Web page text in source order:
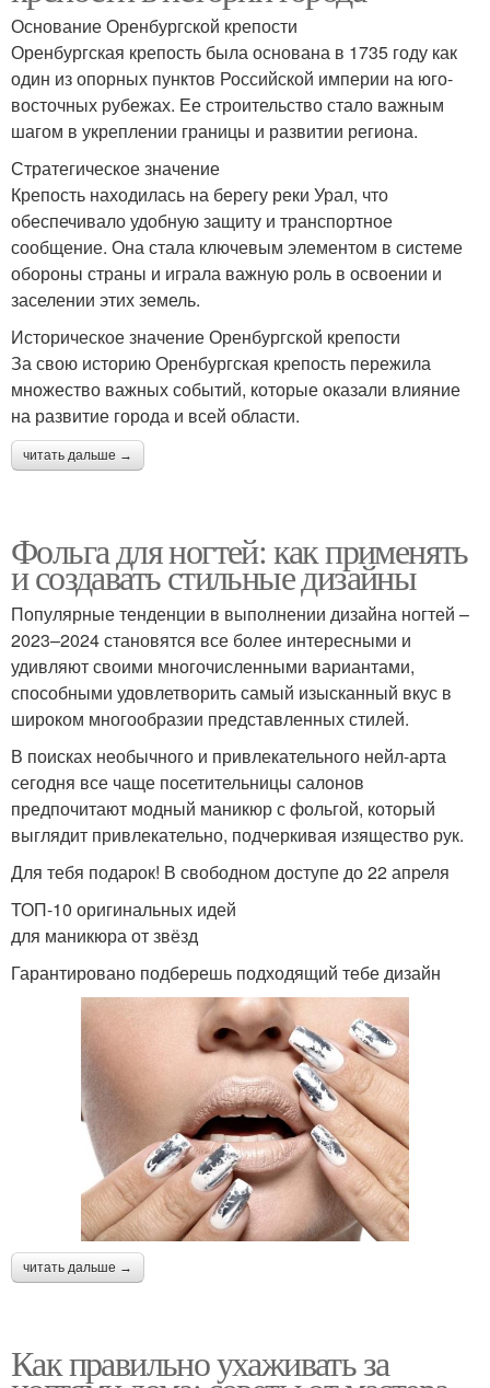
Основание Оренбургской крепости
Оренбургская крепость была основана в 1735 году как
один из опорных пунктов Российской империи на юго-
восточных рубежах. Ее строительство стало важным
шагом в укреплении границы и развитии региона.
Стратегическое значение
Крепость находилась на берегу реки Урал, что
обеспечивало удобную защиту и транспортное
сообщение. Она стала ключевым элементом в системе
обороны страны и играла важную роль в освоении и
заселении этих земель.
Историческое значение Оренбургской крепости
За свою историю Оренбургская крепость пережила
множество важных событий, которые оказали влияние
на развитие города и всей области.
читать дальше →
Фольга для ногтей: как применять
и создавать стильные дизайны
Популярные тенденции в выполнении дизайна ногтей –
2023–2024 становятся все более интересными и
удивляют своими многочисленными вариантами,
способными удовлетворить самый изысканный вкус в
широком многообразии представленных стилей.
В поисках необычного и привлекательного нейл-арта
сегодня все чаще посетительницы салонов
предпочитают модный маникюр с фольгой, который
выглядит привлекательно, подчеркивая изящество рук.
Для тебя подарок! В свободном доступе до 22 апреля
ТОП-10 оригинальных идей
для маникюра от звёзд
Гарантировано подберешь подходящий тебе дизайн
читать дальше →
Как правильно ухаживать за